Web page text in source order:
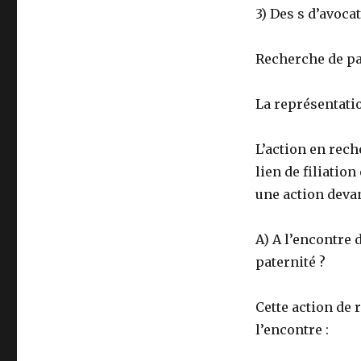
3) Des s
Recherche de
La
L’action en
lien de filiation
une action
A) A l’encontre
paternité ?
Cette action de
l’encontre :